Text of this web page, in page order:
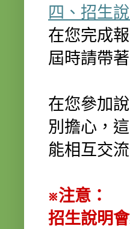
四、招生
在您完成
屆時請帶
在您參加
別擔心，
能相互交
※注意：
招生說明